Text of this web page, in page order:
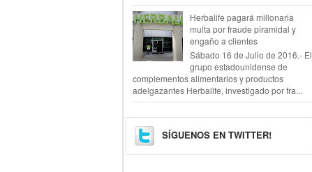
Herbalife pagará millonaria
multa por fraude piramidal y
engaño a clientes
Sábado 16 de Julio de 2016.- El
grupo estadounidense de
complementos alimentarios y productos
adelgazantes Herbalife, investigado por fra...
SÍGUENOS EN TWITTER!